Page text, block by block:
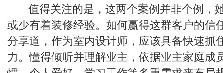
值得关注的是，这两个案例并非个例，
或少有着装修经验。如何赢得这群客户的信
分享道，作为室内设计师，应该具备快速抓
力。懂得倾听并理解业主，依据业主家庭成